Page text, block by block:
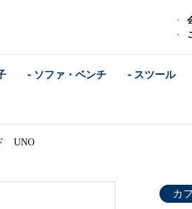
- ソファ・ベンチ - スツール
UNO
カ